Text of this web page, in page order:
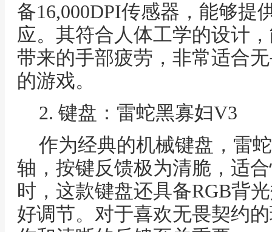
备16,000DPI传感器，能够提
应。其符合人体工学的设计
带来的手部疲劳，非常适合
的游戏。
2. 键盘：雷蛇黑寡妇V3
作为经典的机械键盘，雷
轴，按键反馈极为清脆，适
时，这款键盘还具备RGB背
好调节。对于喜欢无畏契约